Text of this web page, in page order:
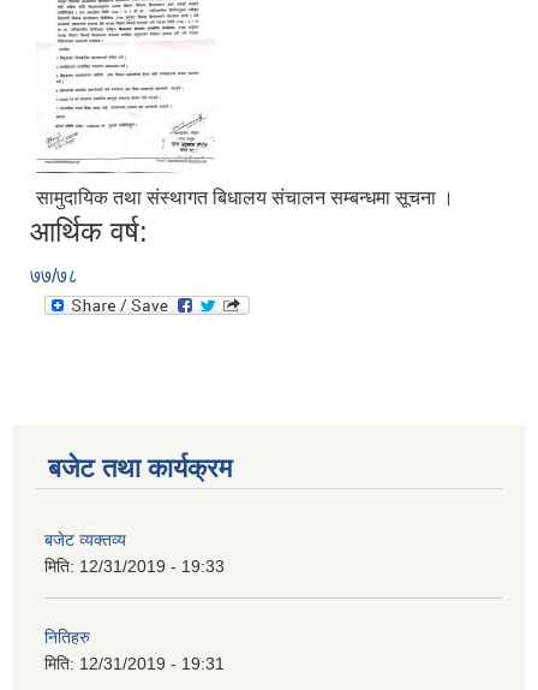
सामुदायिक तथा संस्थागत बिधालय संचालन सम्बन्धमा सूचना ।
आर्थिक वर्ष:
७७/७८
बजेट तथा कार्यक्रम
बजेट व्यक्तव्य
मिति: 12/31/2019 - 19:33
नितिहरु
मिति: 12/31/2019 - 19:31